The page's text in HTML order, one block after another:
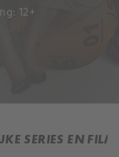
12+
SERIES EN